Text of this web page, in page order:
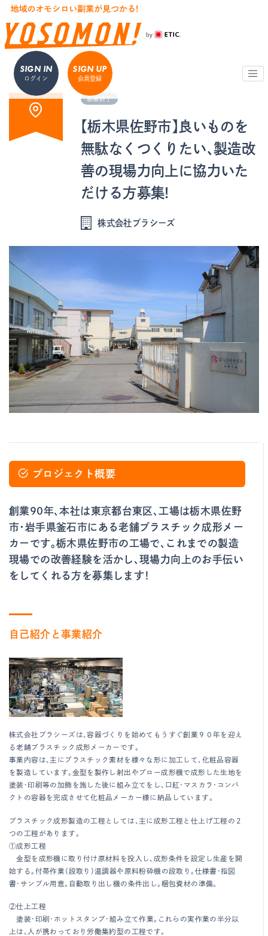
SIGN IN
ログイン
SIGN UP
会員登録
募集終了
【栃木県佐野市】良いものを
無駄なくつくりたい、製造改
善の現場力向上に協力いた
だける方募集!
株式会社プラシーズ
プロジェクト概要
創業90年、本社は東京都台東区、工場は栃木県佐野
市・岩手県釜石市にある老舗プラスチック成形メー
カーです。栃木県佐野市の工場で、これまでの製造
現場での改善経験を活かし、現場力向上のお手伝い
をしてくれる方を募集します！
自己紹介と事業紹介
株式会社プラシーズは、容器づくりを始めてもうすぐ創業９０年を迎え
る老舗プラスチック成形メーカーです。
事業内容は、主にプラスチック素材を様々な形に加工して、化粧品容器
を製造しています。金型を製作し射出やブロー成形機で成形した生地を
塗装・印刷等の加飾を施した後に組み立てをし、口紅・マスカラ・コンパ
クトの容器を完成させて化粧品メーカー様に納品しています。
プラスチック成形製造の工程としては、主に成形工程と仕上げ工程の２
つの工程があります。
①成形工程
金型を成形機に取り付け原材料を投入し、成形条件を設定し生産を開
始する。付帯作業（段取り）温調器や原料粉砕機の段取り。仕様書・指図
書・サンプル用意。自動取り出し機の条件出し。梱包資材の準備。
②仕上工程
塗装・印刷・ホットスタンプ・組み立て作業。これらの実作業の半分以
上は、人が携わっており労働集約型の工程です。